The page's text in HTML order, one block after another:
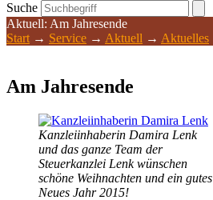
Suche
Aktuell: Am Jahresende
Start → Service → Aktuell → Aktuelles
Am Jahresende
Kanzleiinhaberin Damira Lenk
und das ganze Team der
Steuerkanzlei Lenk wünschen
schöne Weihnachten und ein gutes
Neues Jahr 2015!